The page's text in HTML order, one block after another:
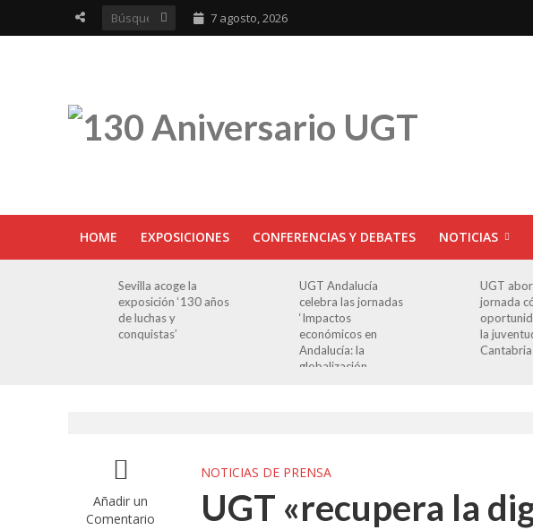
7 agosto, 2026
HOME EXPOSICIONES CONFERENCIAS Y DEBATES NOTICIAS
Sevilla acoge la
exposición ‘130 años
de luchas y
conquistas’
UGT Andalucía
celebra las jornadas
‘Impactos
económicos en
Andalucía: la
globalización
UGT
jornada
la
Cantabria
Añadir un
Comentario
NOTICIAS DE PRENSA
UGT «recupera la